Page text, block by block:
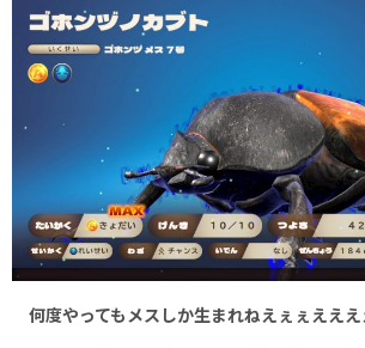
何度やってもメスしか生まれねえぇぇえええ